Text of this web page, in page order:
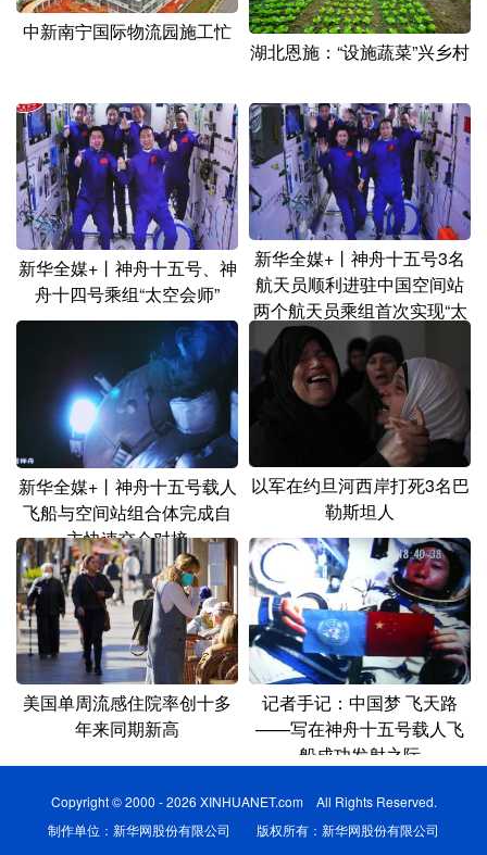
中新南宁国际物流园施工忙
湖北恩施：“设施蔬菜”兴乡村
新华全媒+丨神舟十五号、神
舟十四号乘组“太空会师”
新华全媒+丨神舟十五号3名
航天员顺利进驻中国空间站
两个航天员乘组首次实现“太
空会师”
新华全媒+丨神舟十五号载人
飞船与空间站组合体完成自
主快速交会对接
以军在约旦河西岸打死3名巴
勒斯坦人
美国单周流感住院率创十多
年来同期新高
记者手记：中国梦 飞天路
——写在神舟十五号载人飞
船成功发射之际
Copyright © 2000 - 2026 XINHUANET.com All Rights Reserved.
制作单位：新华网股份有限公司 版权所有：新华网股份有限公司